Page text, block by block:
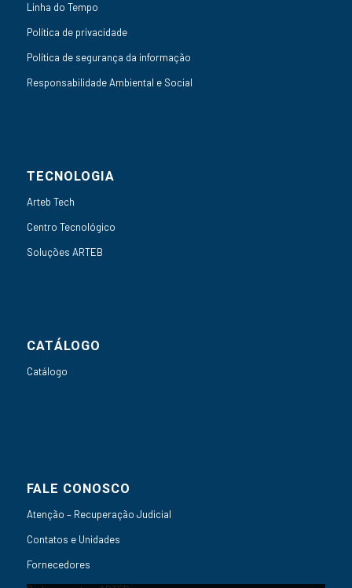
Linha do Tempo
Política de privacidade
Política de segurança da informação
Responsabilidade Ambiental e Social
TECNOLOGIA
Arteb Tech
Centro Tecnológico
Soluções ARTEB
CATÁLOGO
Catálogo
FALE CONOSCO
Atenção – Recuperação Judicial
Contatos e Unidades
Fornecedores